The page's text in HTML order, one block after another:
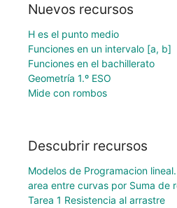
Nuevos recursos
H es el punto medio
Funciones en un intervalo [a, b]
Funciones en el bachillerato
Geometría 1.º ESO
Mide con rombos
Descubrir recursos
Modelos de Programacion
area entre curvas por Suma de
Tarea 1 Resistencia al arrastre